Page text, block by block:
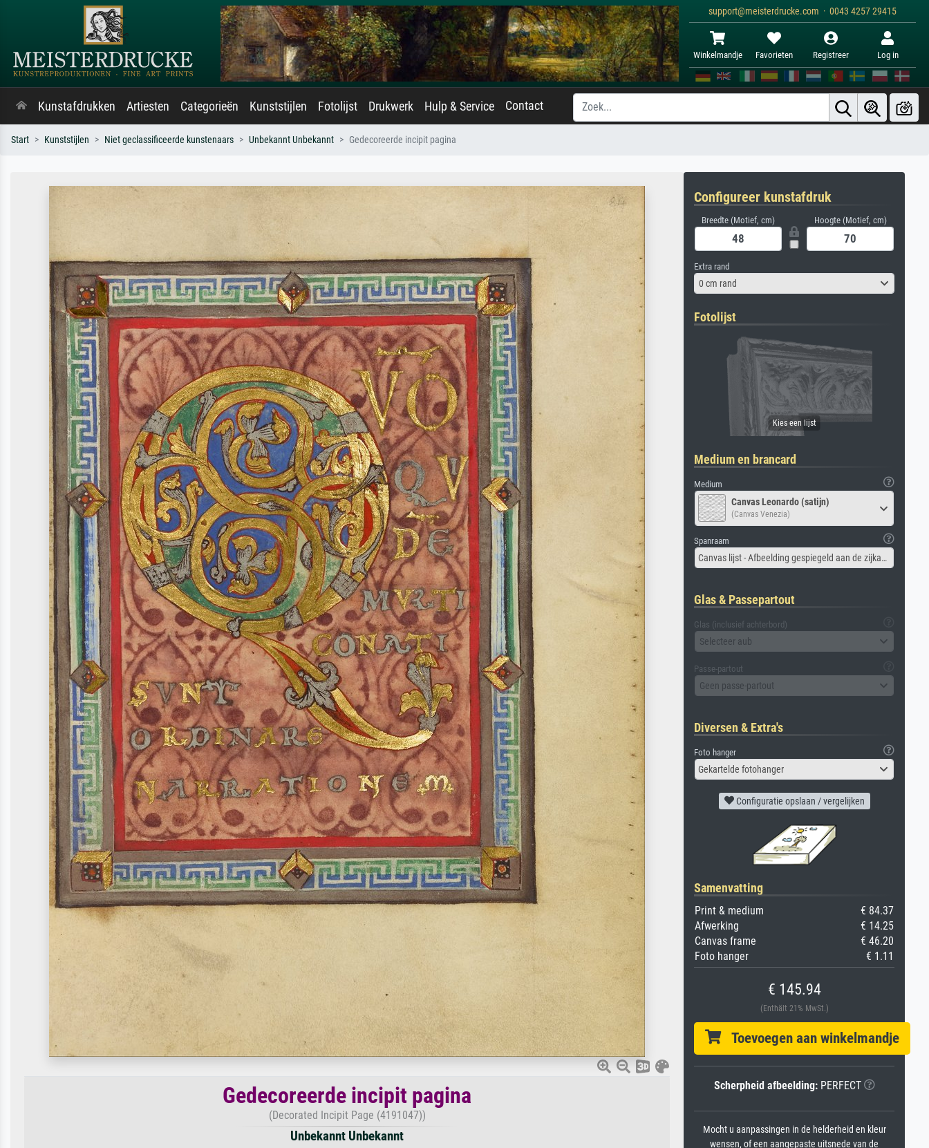
support@meisterdrucke.com · 0043 4257 29415
Winkelmandje Favorieten Registreer Log in
Kunstafdrukken Artiesten Categorieën Kunststijlen Fotolijst Drukwerk Hulp & Service Contact
Start Kunststijlen Niet geclassificeerde kunstenaars Unbekannt Unbekannt Gedecoreerde incipit pagina
Gedecoreerde incipit pagina
(Decorated Incipit Page (4191047))
Unbekannt Unbekannt
Configureer kunstafdruk
Breedte (Motief, cm) Hoogte (Motief, cm)
Extra rand
0 cm rand
Fotolijst
Medium en brancard
Medium
Canvas Leonardo (satijn)
(Canvas Venezia)
Spanraam
Canvas lijst - Afbeelding gespiegeld aan de zijkant
Glas & Passepartout
Glas (inclusief achterbord)
Selecteer aub
Passe-partout
Geen passe-partout
Diversen & Extra's
Foto hanger
Gekartelde fotohanger
Configuratie opslaan / vergelijken
Samenvatting
Print & medium
€ 84.37
Afwerking
€ 14.25
Canvas frame
€ 46.20
Foto hanger
€ 1.11
€ 145.94
(Enthält 21% MwSt.)
Toevoegen aan winkelmandje
Scherpheid afbeelding:PERFECT
Mocht u aanpassingen in de helderheid en kleur
wensen, of een aangepaste uitsnede van de